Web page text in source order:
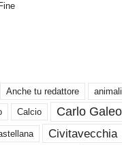
Anche tu redattore animali
Calcio Carlo
Civitavecchia